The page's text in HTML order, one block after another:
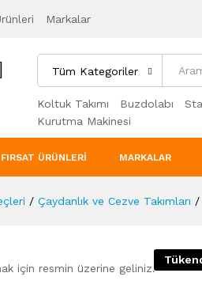
Markalar
Tüm Kategoriler
Koltuk Takımı Buzdolabı
Kurutma Makinesi
FIRSAT ÜRÜNLERI MARKALAR
/ Çaydanlık ve Cezve Takımları /
için resmin üzerine geliniz.